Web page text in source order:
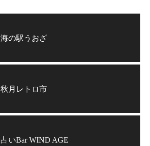
海の駅うおざ
秋月レトロ市
占いBar WIND AGE